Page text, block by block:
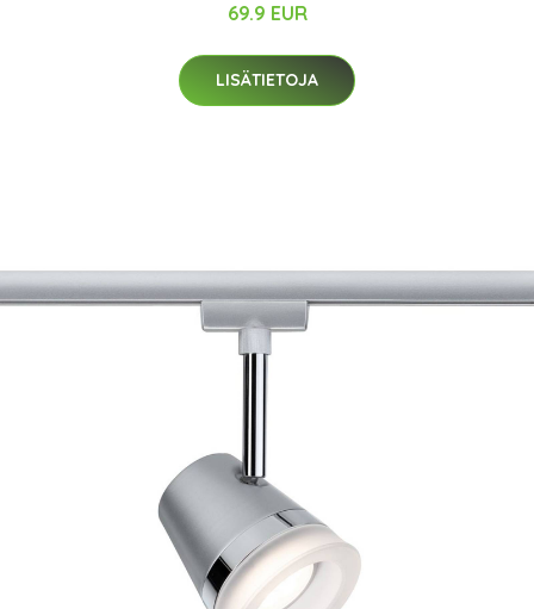
69.9 EUR
LISÄTIETOJA